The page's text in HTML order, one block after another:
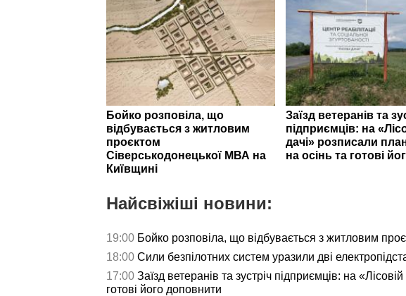
Бойко розповіла, що
відбувається з житловим
проєктом
Сіверськодонецької МВА на
Київщині
Заїзд ветеранів та
підприємців: на
дачі» розписали
на осінь та готові
Найсвіжіші новини:
19:00 Бойко розповіла, що відбувається з житловим
18:00 Сили безпілотних систем уразили дві
17:00 Заїзд ветеранів та зустріч підприємців: на
готові його доповнити